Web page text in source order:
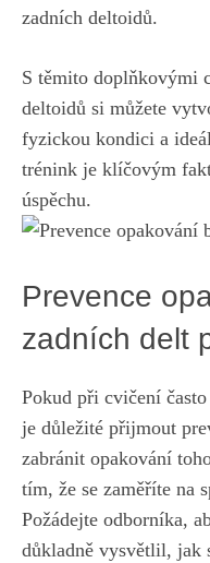
zadních deltoidů.
S těmito doplňkovými
deltoidů si můžete
fyzickou kondici a
trénink je klíčovým
úspěchu.
Prevence
zadních delt
Pokud při cvičení
je důležité přijmout
zabránit opakování
tím, že se zaměříte na
Požádejte odborníka,
důkladně vysvětlil, jak